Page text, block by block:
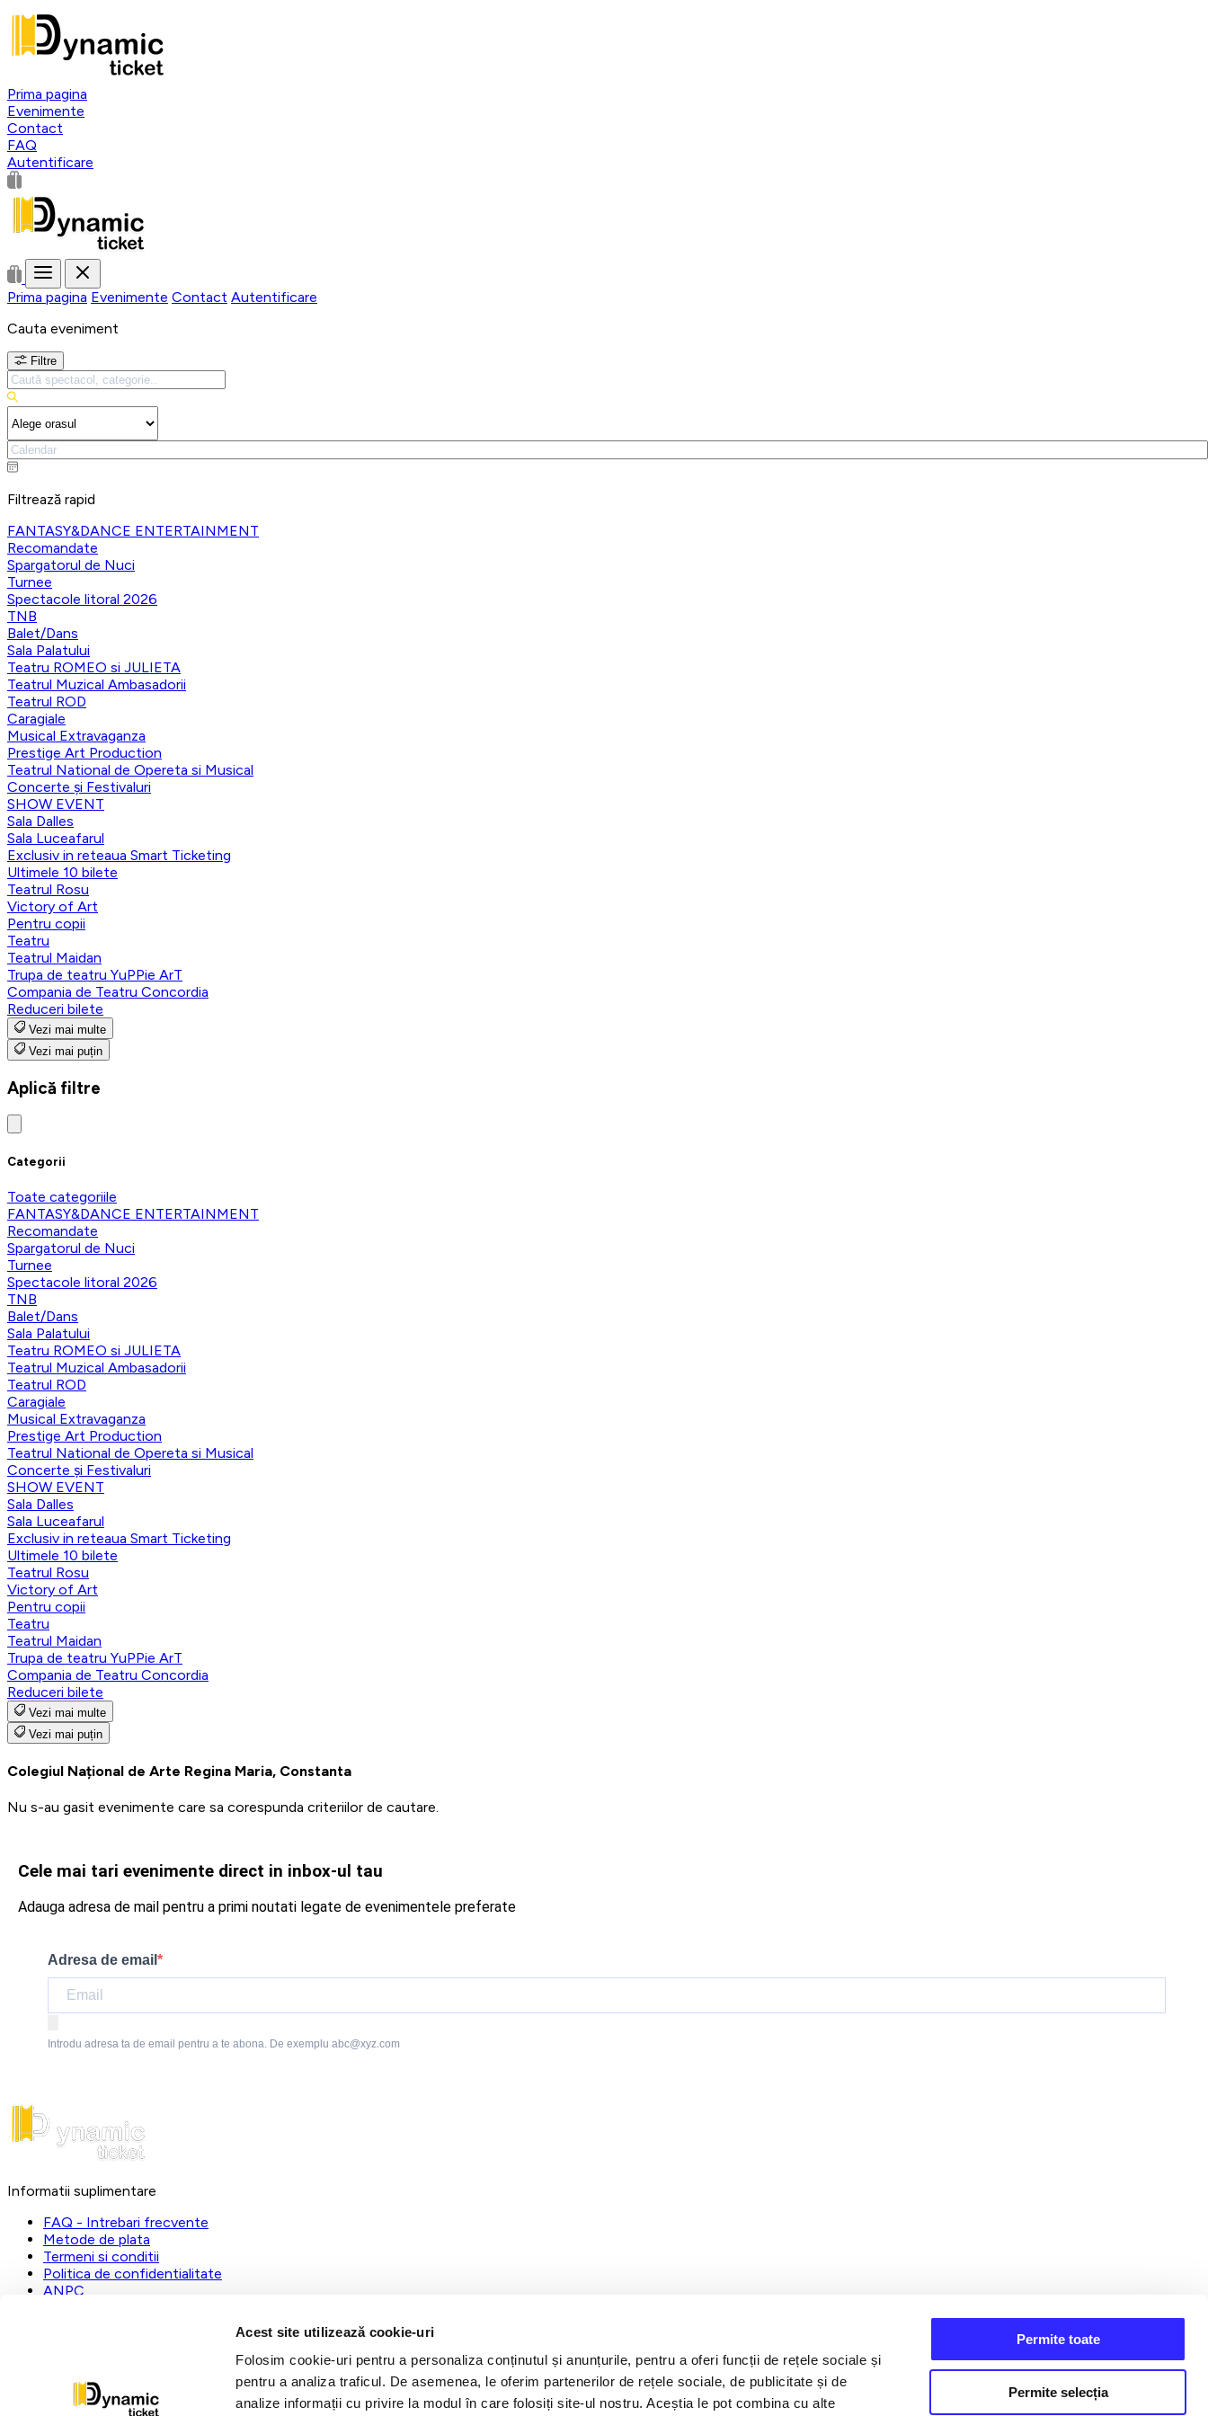
Acest site utilizează cookie-uri
Folosim cookie-uri pentru a personaliza conținutul și anunțurile, pentru a oferi funcții de rețele sociale și
pentru a analiza traficul. De asemenea, le oferim partenerilor de rețele sociale, de publicitate și de
analize informații cu privire la modul în care folosiți site-ul nostru. Aceștia le pot combina cu alte
Permite toate
Permite selecția
Prima pagina
Evenimente
Contact
FAQ
Autentificare
Prima pagina Evenimente Contact Autentificare
Cauta eveniment
Filtre
Filtrează rapid
FANTASY&DANCE ENTERTAINMENT
Recomandate
Spargatorul de Nuci
Turnee
Spectacole litoral 2026
TNB
Balet/Dans
Sala Palatului
Teatru ROMEO si JULIETA
Teatrul Muzical Ambasadorii
Teatrul ROD
Caragiale
Musical Extravaganza
Prestige Art Production
Teatrul National de Opereta si Musical
Concerte și Festivaluri
SHOW EVENT
Sala Dalles
Sala Luceafarul
Exclusiv in reteaua Smart Ticketing
Ultimele 10 bilete
Teatrul Rosu
Victory of Art
Pentru copii
Teatru
Teatrul Maidan
Trupa de teatru YuPPie ArT
Compania de Teatru Concordia
Reduceri bilete
Vezi mai multe
Vezi mai puțin
Aplică filtre
Categorii
Toate categoriile
FANTASY&DANCE ENTERTAINMENT
Recomandate
Spargatorul de Nuci
Turnee
Spectacole litoral 2026
TNB
Balet/Dans
Sala Palatului
Teatru ROMEO si JULIETA
Teatrul Muzical Ambasadorii
Teatrul ROD
Caragiale
Musical Extravaganza
Prestige Art Production
Teatrul National de Opereta si Musical
Concerte și Festivaluri
SHOW EVENT
Sala Dalles
Sala Luceafarul
Exclusiv in reteaua Smart Ticketing
Ultimele 10 bilete
Teatrul Rosu
Victory of Art
Pentru copii
Teatru
Teatrul Maidan
Trupa de teatru YuPPie ArT
Compania de Teatru Concordia
Reduceri bilete
Vezi mai multe
Vezi mai puțin
Colegiul Național de Arte Regina Maria, Constanta
Nu s-au gasit evenimente care sa corespunda criteriilor de cautare.
Cele mai tari evenimente direct in inbox-ul tau
Adauga adresa de mail pentru a primi noutati legate de evenimentele preferate
Adresa de email
Introdu adresa ta de email pentru a te abona. De exemplu abc@xyz.com
Informatii suplimentare
FAQ - Intrebari frecvente
Metode de plata
Termeni si conditii
Politica de confidentialitate
ANPC
J23/1019/2023
09:00 - 17:00
dynamic@ticketstore.ro